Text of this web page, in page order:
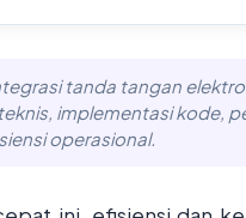
tanda tangan
implementasi kode,
operasional.